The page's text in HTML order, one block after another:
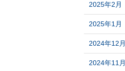
2025年2月
2025年1月
2024年12月
2024年11月